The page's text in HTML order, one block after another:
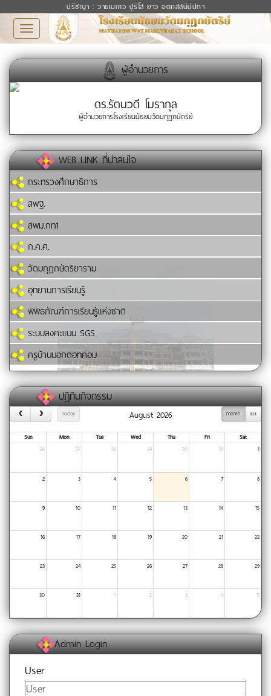
ปรัชญา : วายเมเถว ปุริโส ยาว อตฺถสฺสนิปฺปทา
Toggle
navigation
ผู้อำนวยการ
ดร.รัตนวดี โมรากุล
ผู้อำนวยการโรงเรียนมัธยมวัดมกุฏกษัตริย์
WEB LINK ที่น่าสนใจ
กระทรวงศึกษาธิการ
สพฐ.
สพม.กท1
ก.ค.ศ.
วัดมกุฏกษัตริยาราม
อุทยานการเรียนรู้
พิพิธภัณฑ์การเรียนรู้แห่งชาติ
ระบบลงคะแนน SGS
ครูบ้านนอกดอทคอม
ปฏิทินกิจกรรม
today month list
August 2026
Sun Mon Tue Wed Thu Fri
Sat
26
27 28 29 30 31 1
2 3 4 5 6 7 8
9 10 11 12 13 14 15
16 17 18 19 20 21 22
23 24 25 26 27 28 29
30 31 1 2 3 4 5
Admin Login
User